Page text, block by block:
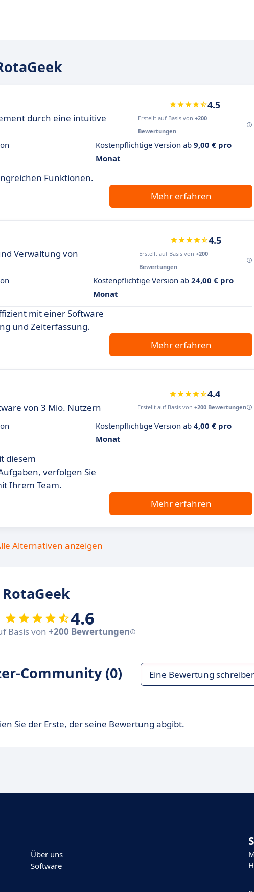
durch eine intuitive
4.5
Erstellt auf Basis von +200
Bewertungen
Kostenpflichtige Version ab 9,00 € pro
Monat
Funktionen.
Mehr erfahren
Verwaltung von
4.5
Erstellt auf Basis von+200
Bewertungen
Kostenpflichtige Version ab 24,00 € pro
Monat
mit einer Software
und Zeiterfassung.
Mehr erfahren
von 3 Mio. Nutzern
4.4
Erstellt auf Basis von +200 Bewertungen
Kostenpflichtige Version ab 4,00 € pro
Monat
diesem
verfolgen Sie
Ihrem Team.
Mehr erfahren
Alternativen anzeigen
4.6
Basis von +200 Bewertungen
Community (0) Eine Bewertung
Sie der Erste, der seine Bewertung abgibt.
Über uns
Software